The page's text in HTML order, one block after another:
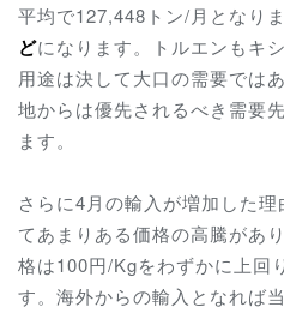
平均で127,448トン/月となりま
どになります。トルエンもキ
用途は決して大口の需要では
地からは優先されるべき需要
ます。
さらに4月の輸入が増加した
てあまりある価格の高騰があ
格は100円/Kgをわずかに上回
す。海外からの輸入となれば